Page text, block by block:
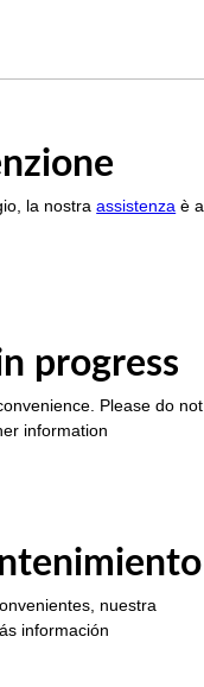
la nostraassistenza è a
progress
Please do not
information
nuestra
información